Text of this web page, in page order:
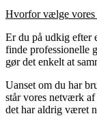
Hvorfor vælge vores
Er du på udkig efter
finde professionelle
gør det enkelt at
Uanset om du har
står vores netværk
det har aldrig været